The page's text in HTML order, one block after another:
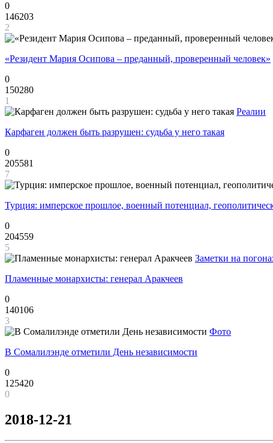
0
146203
2
«Резидент Мария Осипова – преданный, проверенный человек»
0
150280
1
Реалии
Карфаген должен быть разрушен: судьба у него такая
0
205581
7
Турция: имперское прошлое, военный потенциал,
0
204559
5
Заметки на
Пламенные монархисты: генерал Аракчеев
0
140106
3
Фото
В Сомалилэнде отметили День независимости
0
125420
0
2018-12-21